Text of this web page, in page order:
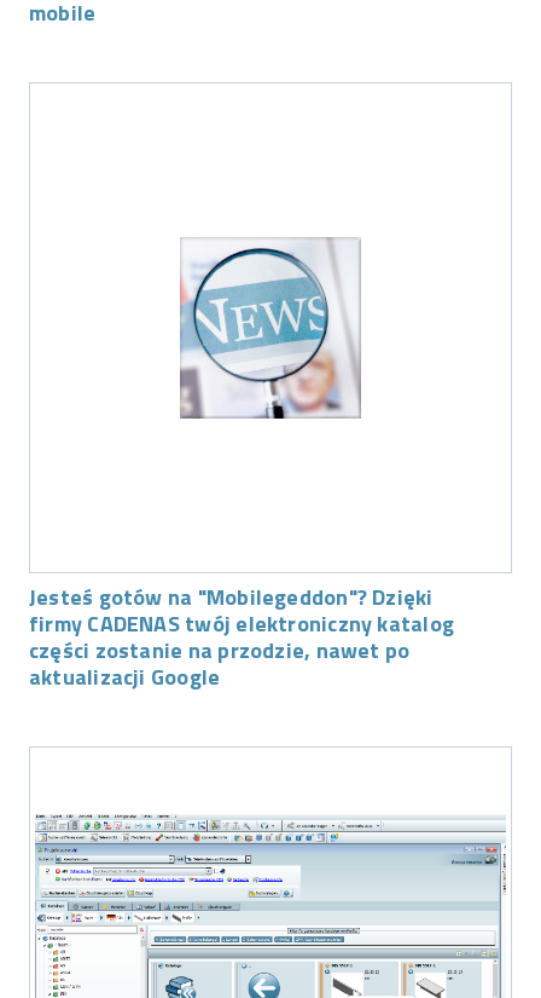
mobile
Jesteś gotów na "Mobilegeddon"? Dzięki
firmy CADENAS twój elektroniczny katalog
części zostanie na przodzie, nawet po
aktualizacji Google